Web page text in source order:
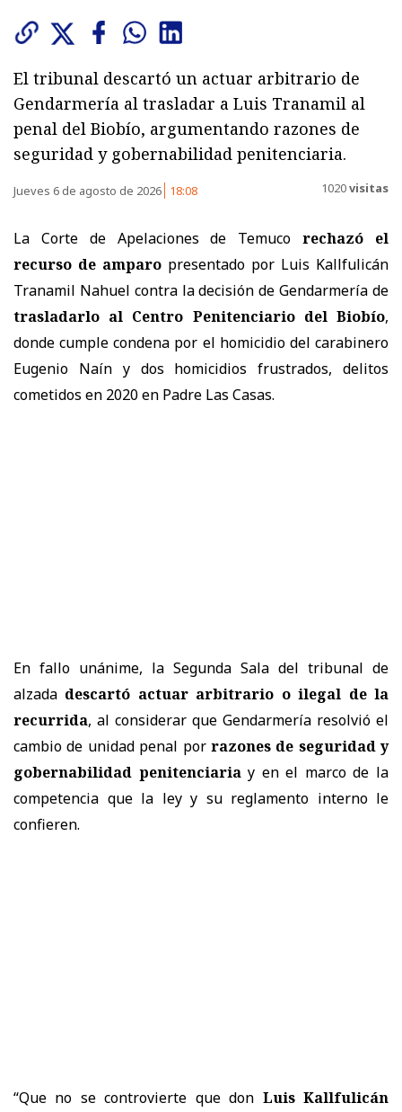
El tribunal descartó un actuar arbitrario de
Gendarmería al trasladar a Luis Tranamil al
penal del Biobío, argumentando razones de
seguridad y gobernabilidad penitenciaria.
Jueves 6 de agosto de 2026 18:08 1020visitas
La Corte de Apelaciones de Temuco rechazó el
recurso de amparo presentado por Luis Kallfulicán
Tranamil Nahuel contra la decisión de Gendarmería de
trasladarlo al Centro Penitenciario del Biobío,
donde cumple condena por el homicidio del carabinero
Eugenio Naín y dos homicidios frustrados, delitos
cometidos en 2020 en Padre Las Casas.
En fallo unánime, la Segunda Sala del tribunal de
alzada descartó actuar arbitrario o ilegal de la
recurrida, al considerar que Gendarmería resolvió el
cambio de unidad penal por razones de seguridad y
gobernabilidad penitenciariay en el marco de la
competencia que la ley y su reglamento interno le
confieren.
“Que no se controvierte que don Luis Kallfulicán